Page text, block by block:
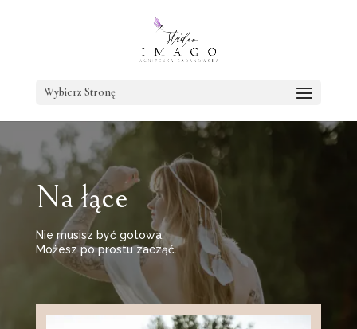
Wybierz Stronę
Na łące
Nie musisz być gotowa.
Możesz po prostu zacząć.